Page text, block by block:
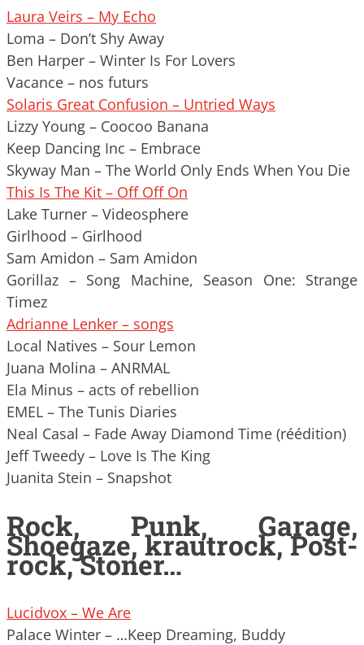
Laura Veirs – My Echo
Loma – Don’t Shy Away
Ben Harper – Winter Is For Lovers
Vacance – nos futurs
Solaris Great Confusion – Untried Ways
Lizzy Young – Coocoo Banana
Keep Dancing Inc – Embrace
Skyway Man – The World Only Ends When You Die
This Is The Kit – Off Off On
Lake Turner – Videosphere
Girlhood – Girlhood
Sam Amidon – Sam Amidon
Gorillaz – Song Machine, Season One: Strange
Timez
Adrianne Lenker – songs
Local Natives – Sour Lemon
Juana Molina – ANRMAL
Ela Minus – acts of rebellion
EMEL – The Tunis Diaries
Neal Casal – Fade Away Diamond Time (réédition)
Jeff Tweedy – Love Is The King
Juanita Stein – Snapshot
Rock, Punk, Garage,
Shoegaze, krautrock, Post-
rock, Stoner…
Lucidvox – We Are
Palace Winter – …Keep Dreaming, Buddy